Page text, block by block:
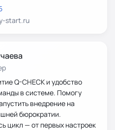
start.ru
Q-CHECK и удобство
в системе. Помогу
внедрение на
бюрократии.
цикл — от первых настроек